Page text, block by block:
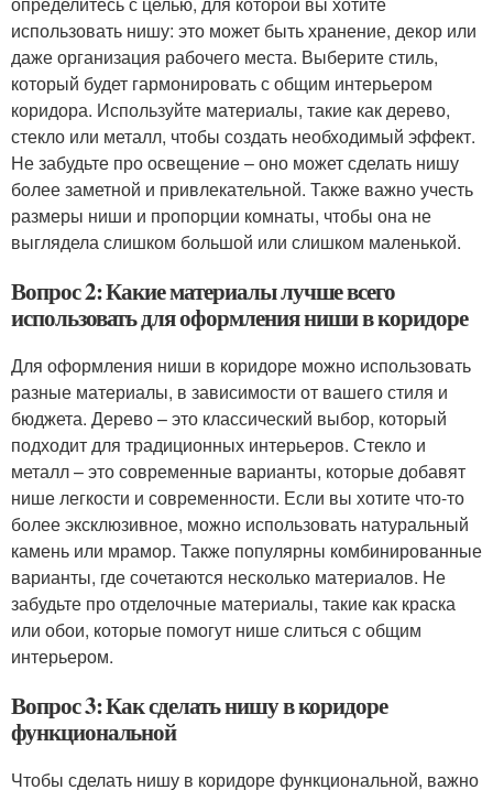
использовать нишу: это может быть хранение, декор или
даже организация рабочего места. Выберите стиль,
который будет гармонировать с общим интерьером
коридора. Используйте материалы, такие как дерево,
стекло или металл, чтобы создать необходимый эффект.
Не забудьте про освещение – оно может сделать нишу
более заметной и привлекательной. Также важно учесть
размеры ниши и пропорции комнаты, чтобы она не
выглядела слишком большой или слишком маленькой.
Вопрос 2: Какие материалы лучше всего
использовать для оформления ниши в коридоре
Для оформления ниши в коридоре можно использовать
разные материалы, в зависимости от вашего стиля и
бюджета. Дерево – это классический выбор, который
подходит для традиционных интерьеров. Стекло и
металл – это современные варианты, которые добавят
нише легкости и современности. Если вы хотите что-то
более эксклюзивное, можно использовать натуральный
камень или мрамор. Также популярны комбинированные
варианты, где сочетаются несколько материалов. Не
забудьте про отделочные материалы, такие как краска
или обои, которые помогут нише слиться с общим
интерьером.
Вопрос 3: Как сделать нишу в коридоре
функциональной
Чтобы сделать нишу в коридоре функциональной, важно